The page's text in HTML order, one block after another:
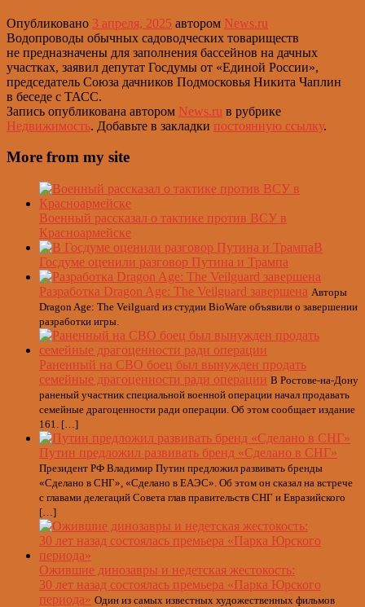
Опубликовано 3 апреля, 2025 автором News.ru
Водопроводы обычных садоводческих товариществ
не предназначены для заполнения бассейнов на дачных
участках, заявил депутат Госдумы от «Единой России»,
председатель Союза дачников Подмосковья Никита Чаплин
в беседе с ТАСС.
Запись опубликована автором News.ru в рубрике
Недвижимость. Добавьте в закладки постоянную ссылку.
More from my site
Военный рассказал о тактике против ВСУ в
Красноармейске
В
Госдуме оценили разговор Путина и Трампа
Разработка Dragon Age: The Veilguard завершена Авторы
Dragon Age: The Veilguard из студии BioWare объявили о завершении
разработки игры.
Раненный на СВО боец был вынужден продать
семейные драгоценности ради операции В Ростове-на-Дону
раненый участник специальной военной операции начал продавать
семейные драгоценности ради операции. Об этом сообщает издание
161. […]
Путин предложил развивать бренд «Сделано в СНГ»
Президент РФ Владимир Путин предложил развивать бренды
«Сделано в СНГ», «Сделано в ЕАЭС». Об этом он сказал на встрече
с главами делегаций Совета глав правительств СНГ и Евразийского
[…]
Ожившие динозавры и недетская жестокость:
30 лет назад состоялась премьера «Парка Юрского
периода» Один из самых известных художественных фильмов